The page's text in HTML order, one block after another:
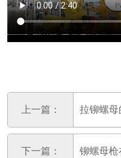
上一篇： 拉铆螺母
下一篇：